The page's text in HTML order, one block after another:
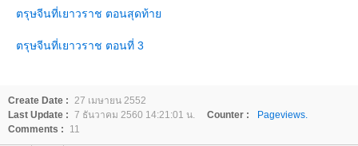
ตรุษจีนที่เยาวราช ตอนสุดท้า
ตรุษจีนที่เยาวราช ตอนที่ 3
Create Date : 27 เมษายน 2552
Last Update : 7 ธันวาคม 2560 14:21:01 น. Counter :
Pageviews.
Comments :
11